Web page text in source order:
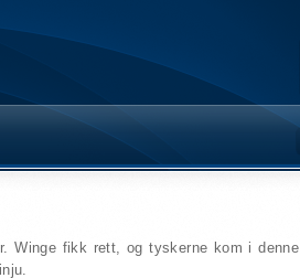
Winge fikk rett, og tyskerne kom i denne